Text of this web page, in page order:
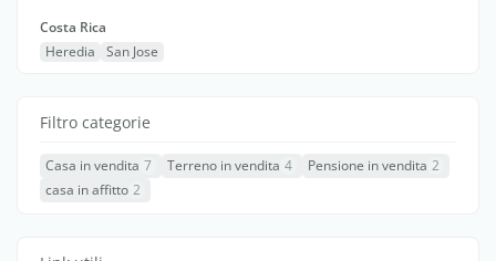
Costa Rica
Heredia
San Jose
Filtro categorie
Casa in vendita 7 Terreno in vendita 4 Pensione in vendita 2
casa in affitto 2